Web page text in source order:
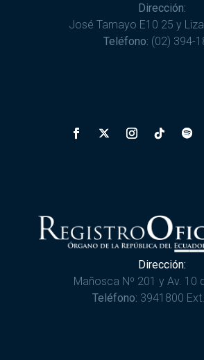
Dirección:
José Tamayo E10 25 y
Teléfono: (02) 394-
Dirección:
Mañosca Nº 201 y Av. 10
Teléfono: 3941800